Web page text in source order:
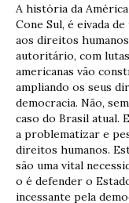
A história da
Cone Sul, é eivada
aos direitos
autoritário, com
americanas vão
ampliando os seus
democracia. Não,
caso do Brasil atual.
a problematizar e
direitos humanos.
são uma vital
o é defender o
incessante pela